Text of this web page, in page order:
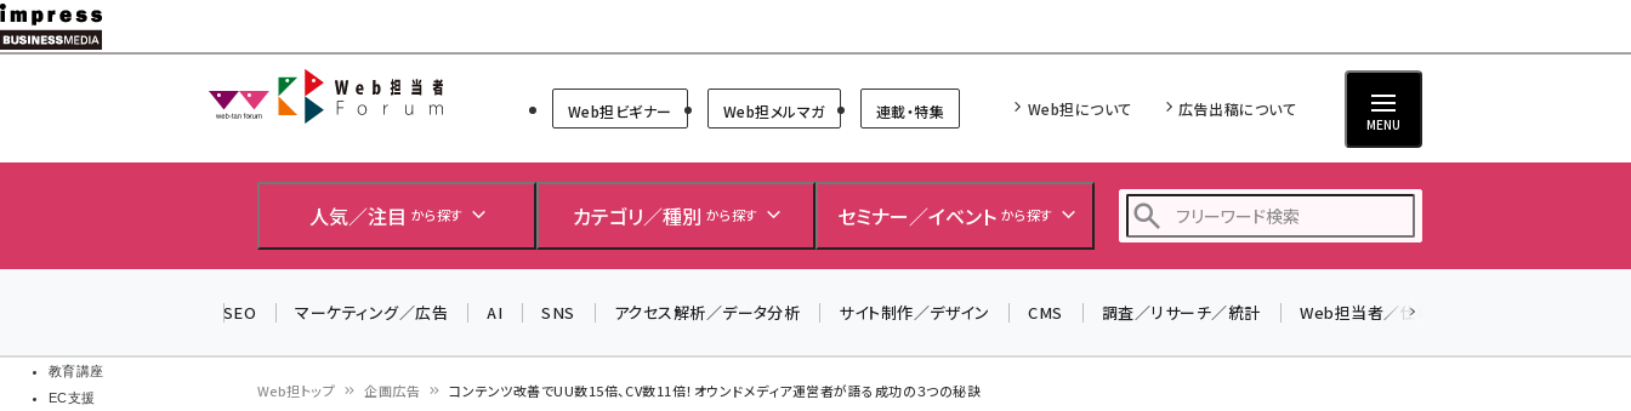
メ
イ
教育講座
EC支援
Web担当者Forum
Web担ビギナー Web担メルマガ 連載・特集 Web担について 広告出稿について
MENU
人気／注目 から探す カテゴリ／種別 から探す セミナー／イベント から探す
SEO マーケティング／広告 AI SNS アクセス解析／データ分析 サイト制作／デザイン CMS 調査／リサーチ／統計 Web担当者／仕事
Web担トップ 企画広告 コンテンツ改善でUU数15倍、CV数11倍！オウンドメディア運営者が語る成功の３つの秘訣
＼ 8月27日開催、申し込み受付中！ ／
2026」開催！
▼申し込みはこちらから▼